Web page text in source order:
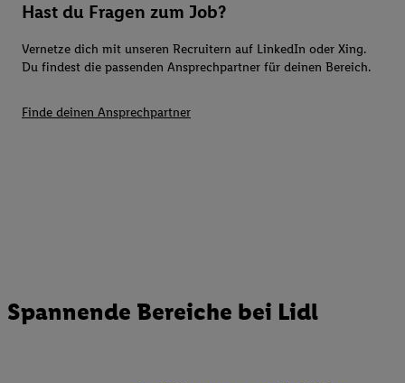
Hast du Fragen zum Job?
Vernetze dich mit unseren Recruitern auf LinkedIn oder Xing.
Du findest die passenden Ansprechpartner für deinen Bereich.
Finde deinen Ansprechpartner
Spannende Bereiche bei Lidl